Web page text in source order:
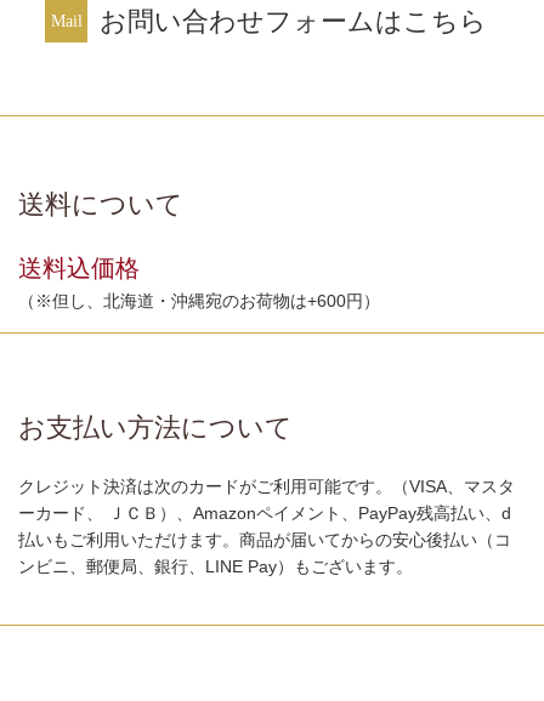
お問い合わせフォームはこちら
送料について
送料込価格
（※但し、北海道・沖縄宛のお荷物は+600円）
お支払い方法について
クレジット決済は次のカードがご利用可能です。（VISA、マスタ
ーカード、 ＪＣＢ）、Amazonペイメント、PayPay残高払い、d
払いもご利用いただけます。商品が届いてからの安心後払い（コ
ンビニ、郵便局、銀行、LINE Pay）もございます。